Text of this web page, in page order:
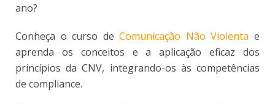
ano?
Conheça o curso deComunicação Não Violenta e
aprenda os conceitos e a aplicação eficaz dos
princípios da CNV, integrando-os às competências
de compliance.